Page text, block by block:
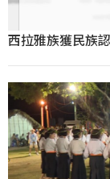
西拉雅族獲民族